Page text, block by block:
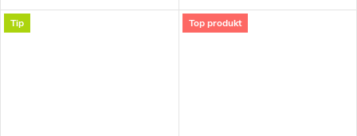
orientálním pižmovým
základem
parfému tvoří akordy švestky,
jasmínu a čokolády, základ
Tip Top produkt